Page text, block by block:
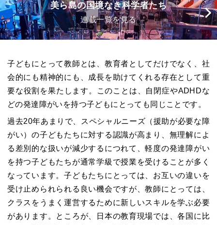
美ら島の国境なき科学者たち
連載一覧を見る
子どもにとって教師とは、教育者としてだけでなく、社
会的にも精神的にも、成長を助けてくれる存在として重
要な役割を果たします。このことは、自閉症やADHDな
どの発達障がいを持つ子どもにとっても同じことです。
過去20年あまりで、スペシャルニーズ（援助が必要な障
がい）の子どもたちに対する認識が高まり、無理解によ
る差別的な扱いが減少するにつれて、軽度の発達障がい
を持つ子どもたちが通常学級で授業を受けることが多く
なっています。子どもたちにとっては、お互いの違いを
受け止められられる良い機会ですが、教師にとっては、
クラスをうまく運営するために新しいスキルを学ぶ必要
があります。ところが、日本の教育現場では、各国に比